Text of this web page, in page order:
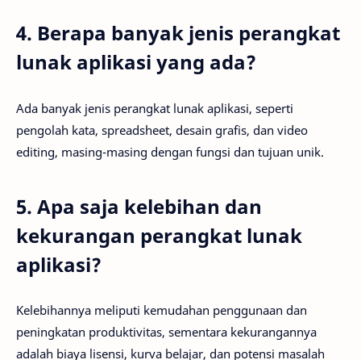
4. Berapa banyak jenis perangkat
lunak aplikasi yang ada?
Ada banyak jenis perangkat lunak aplikasi, seperti
pengolah kata, spreadsheet, desain grafis, dan video
editing, masing-masing dengan fungsi dan tujuan unik.
5. Apa saja kelebihan dan
kekurangan perangkat lunak
aplikasi?
Kelebihannya meliputi kemudahan penggunaan dan
peningkatan produktivitas, sementara kekurangannya
adalah biaya lisensi, kurva belajar, dan potensi masalah